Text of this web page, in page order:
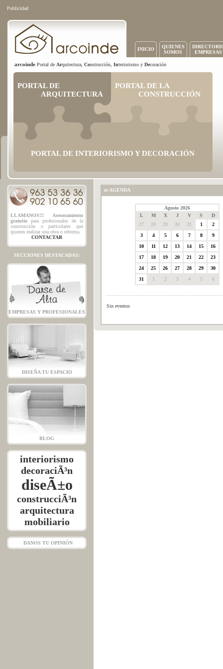
Publicidad
INICIO
QUIENES
SOMOS
EMPRESAS
arcoindePortal de Arquitectura, Construcción, Interiorismo y Decoración
PORTAL DE
ARQUITECTURA
PORTAL DE LA
CONSTRUCCIÓN
PORTAL DE INTERIORISMO Y DECORACIÓN
LLAMANOS!!! Asesoramiento
gratuito para profesionales de la
construcción o particulares que
quieren realizar una obra o reforma.
CONTACTAR
SECCIONES DESTACADAS:
EMPRESAS Y PROFESIONALES
DISEÑA TU ESPACIO
BLOG
interiorismo
decoraciÃ³n
diseÃ±o
construcciÃ³n
arquitectura
mobiliario
DANOS TU OPINIÓN
AGENDA
Agosto 2026
L
M X J V S
D
27
28 29 30 31 1
2
3
4 5 6 7 8
9
10
11 12 13 14 15
16
17
18 19 20 21 22
23
24
25 26 27 28 29
30
31
1 2 3 4 5 6
Sin eventos